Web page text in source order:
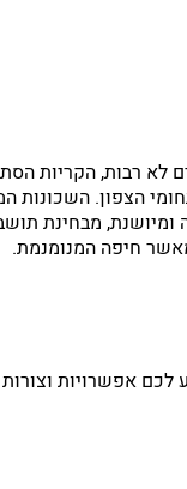
לא רבות, הקריות
הצפון. השכונות
מבחינת
חיפה המנומנמת.
אפשרויות וצורות